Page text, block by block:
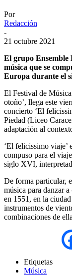
Por
Redacción
-
21 octubre 2021
El grupo Ensemble
música que se
Europa durante el
El Festival de
otoño’, llega este
concierto ‘El
Piedad (Liceo
adaptación al
‘El felicissimo viaje’
compuso para el
siglo XVI,
De forma particular,
música para danzar
en 1551, en la
instrumentos de
combinaciones de
Etiquetas
Música